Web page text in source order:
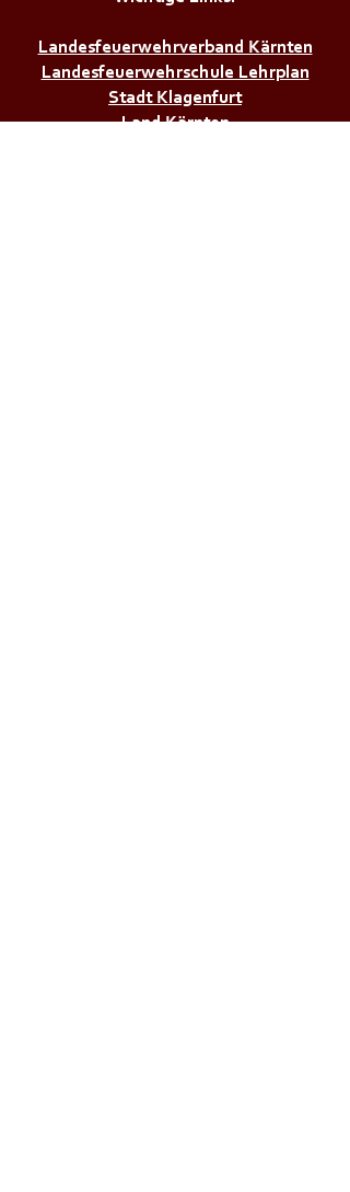
Landesfeuerwehrverband Kärnten
Landesfeuerwehrschule Lehrplan
Stadt Klagenfurt
Land Kärnten